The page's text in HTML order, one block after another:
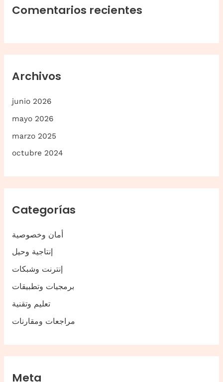
a
:
Comentarios recientes
Archivos
junio 2026
mayo 2026
marzo 2025
octubre 2024
Categorías
أمان وخصوصية
إنتاجية وحيل
إنترنت وشبكات
برمجيات وتطبيقات
تعليم وتقنية
مراجعات ومقارنات
Meta